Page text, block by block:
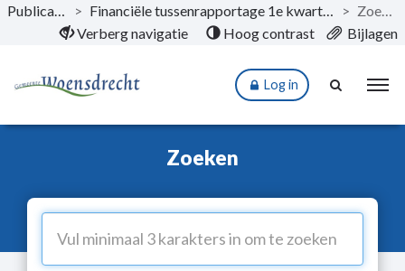
Naar hoofdinhoud
Publicaties > Financiële tussenrapportage 1e kwartaal 2025 >
Zoeken
Verberg navigatie
Hoog contrast Bijlagen
Log in
Zoeken